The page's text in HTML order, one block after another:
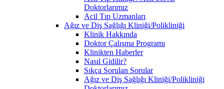
Doktorlarımız
Acil Tıp Uzmanları
Ağız ve Diş Sağlığı Kliniği/Polikliniği
Klinik Hakkında
Doktor Çalışma Programı
Klinikten Haberler
Nasıl Gidilir?
Sıkça Sorulan Sorular
Ağız ve Diş Sağlığı Kliniği/Polikliniği